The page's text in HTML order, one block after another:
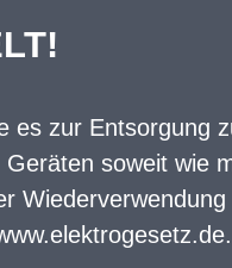
es zur Entsorgung
soweit wie
Wiederverwendung
.